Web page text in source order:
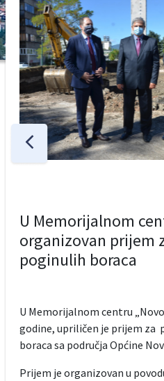
U Memorijalnom
organizovan prijem
poginulih boraca
U Memorijalnom centru
godine, upriličen je prijem za
boraca sa područja Općine
Prijem je organizovan u